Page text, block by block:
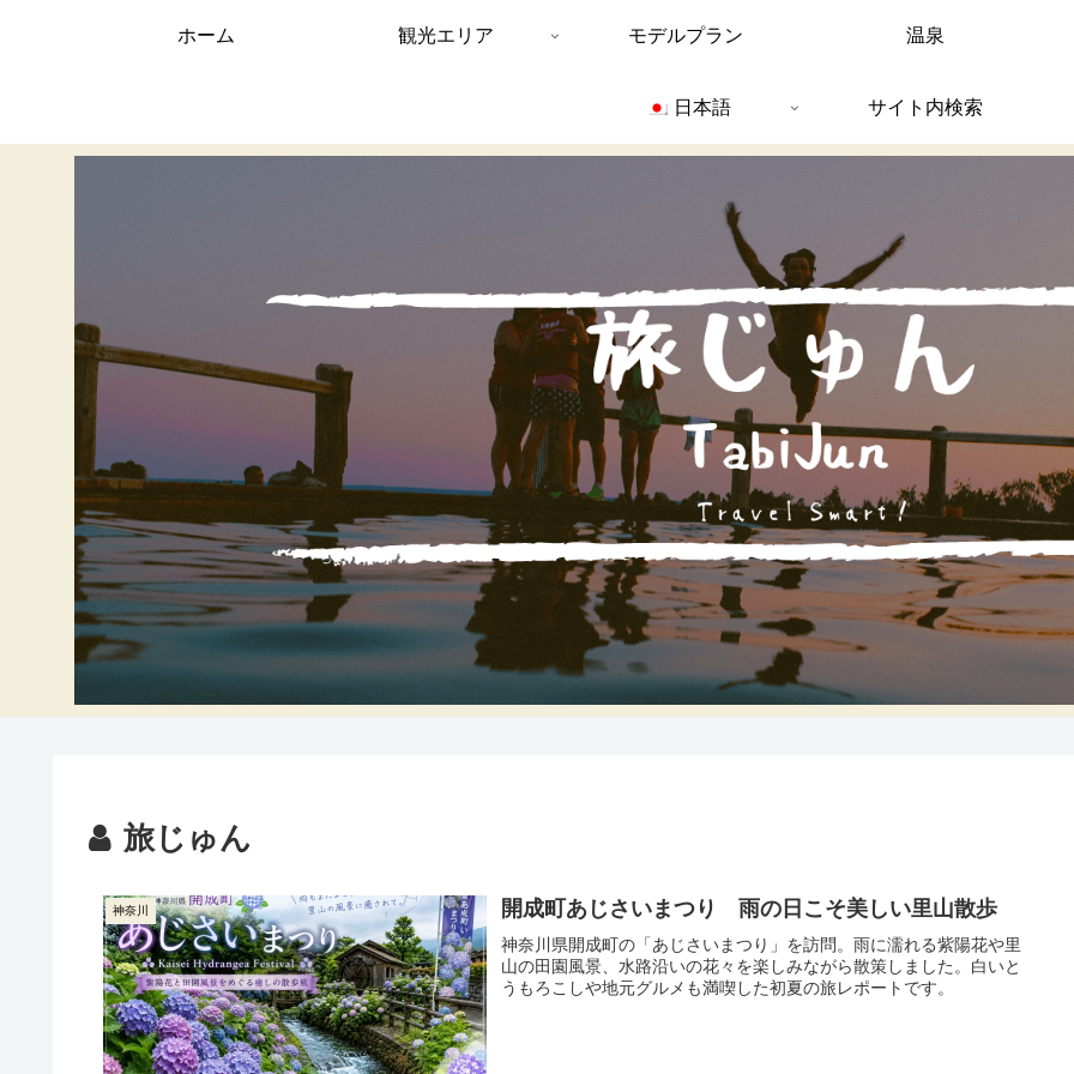
ホーム 観光エリア モデルプラン 温泉
日本語 サイト内検索
旅じゅん
神奈川 開成町あじさいまつり 雨の日こそ美しい里山散歩
神奈川県開成町の「あじさいまつり」を訪問。雨に濡れる紫陽花や里
山の田園風景、水路沿いの花々を楽しみながら散策しました。白いと
うもろこしや地元グルメも満喫した初夏の旅レポートです。